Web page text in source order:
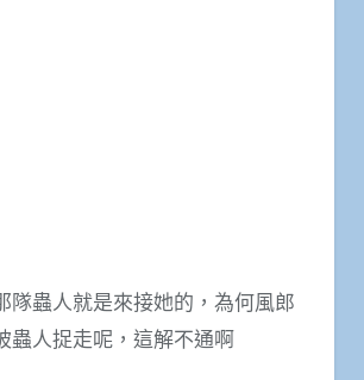
隊蟲人就是來接她的，為何風郎
蟲人捉走呢，這解不通啊